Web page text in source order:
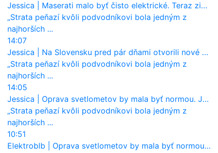
Jessica
Maserati malo byť čisto elektrické. Teraz zisťuje, že potrebuje nový osemvalcový motor
„Strata peňazí kvôli podvodníkovi bola jedným z
najhorších ...
14:07
Jessica
Na Slovensku pred pár dňami otvorili nové mosty, ktoré to sú?
„Strata peňazí kvôli podvodníkovi bola jedným z
najhorších ...
14:05
Jessica
Oprava svetlometov by mala byť normou. Jeden nový dnes stojí priemerne 1251 eur!
„Strata peňazí kvôli podvodníkovi bola jedným z
najhorších ...
10:51
Elektroblb
Oprava svetlometov by mala byť normou. Jeden nový dnes stojí priemerne 1251 eur!